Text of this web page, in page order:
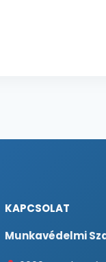
KAPCSOLAT
Munkavédelmi